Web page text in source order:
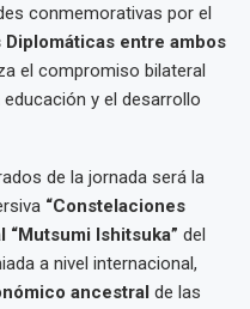
conmemorativas por el
entre ambos
el compromiso bilateral
y el desarrollo
de la jornada será la
“Constelaciones
“Mutsumi Ishitsuka” del
a nivel internacional,
ancestral de las